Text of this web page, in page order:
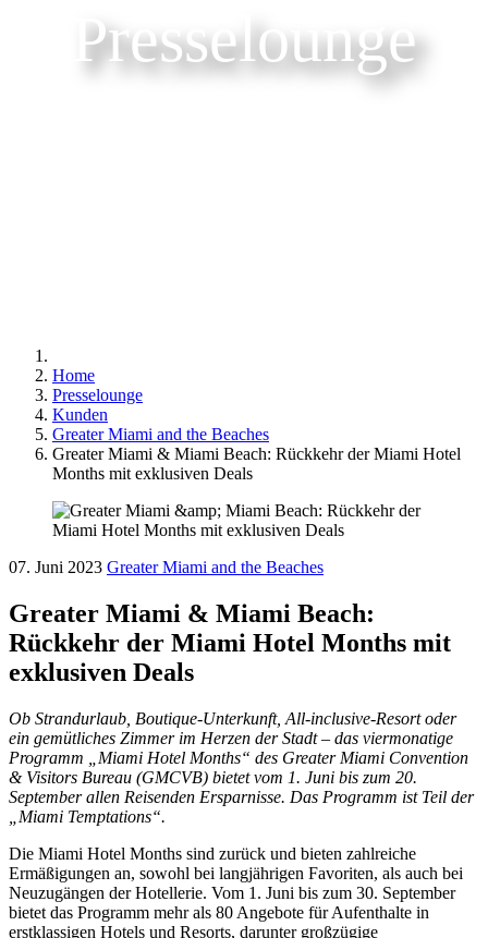
Presselounge
Home
Presselounge
Kunden
Greater Miami and the Beaches
Greater Miami & Miami Beach: Rückkehr der Miami Hotel
Months mit exklusiven Deals
07. Juni 2023 Greater Miami and the Beaches
Greater Miami & Miami Beach:
Rückkehr der Miami Hotel Months mit
exklusiven Deals
Ob Strandurlaub, Boutique-Unterkunft, All-inclusive-Resort oder
ein gemütliches Zimmer im Herzen der Stadt – das viermonatige
Programm „Miami Hotel Months“ des Greater Miami Convention
& Visitors Bureau (GMCVB) bietet vom 1. Juni bis zum 20.
September allen Reisenden Ersparnisse. Das Programm ist Teil der
„Miami Temptations“.
Die Miami Hotel Months sind zurück und bieten zahlreiche
Ermäßigungen an, sowohl bei langjährigen Favoriten, als auch bei
Neuzugängen der Hotellerie. Vom 1. Juni bis zum 30. September
bietet das Programm mehr als 80 Angebote für Aufenthalte in
erstklassigen Hotels und Resorts, darunter großzügige